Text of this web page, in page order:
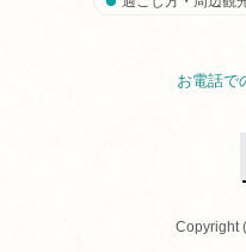
お電話で
Copyright